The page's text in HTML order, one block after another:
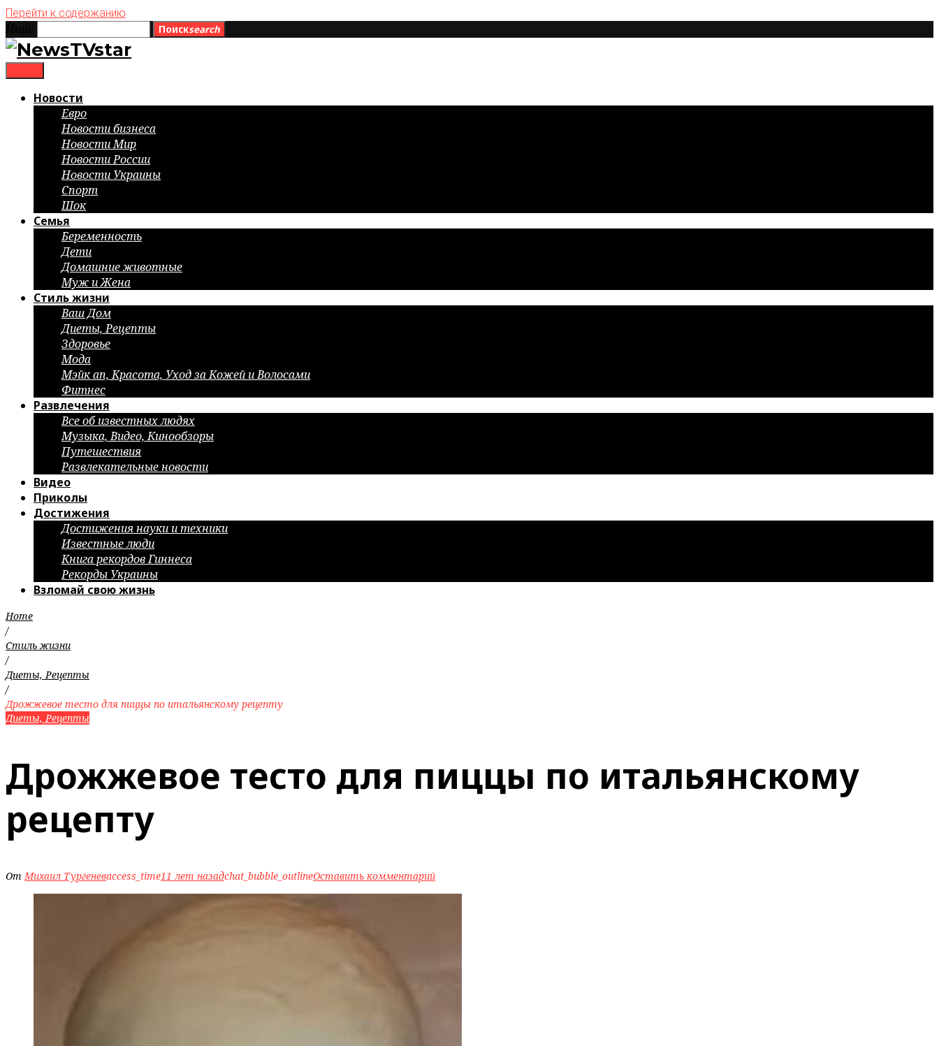
Перейти к содержанию
Поискsearch
Новости
Евро
Новости бизнеса
Новости Мир
Новости России
Новости Украины
Спорт
Шок
Семья
Беременность
Дети
Домашние животные
Муж и Жена
Стиль жизни
Ваш Дом
Диеты, Рецепты
Здоровье
Мода
Мэйк ап, Красота, Уход за Кожей и Волосами
Фитнес
Развлечения
Все об известных людях
Музыка, Видео, Кинообзоры
Путешествия
Развлекательные новости
Видео
Приколы
Достижения
Достижения науки и техники
Известные люди
Книга рекордов Гиннеса
Рекорды Украины
Взломай свою жизнь
Home
/
Стиль жизни
/
Диеты, Рецепты
/
Дрожжевое тесто для пиццы по итальянскому рецепту
Диеты, Рецепты
Дрожжевое тесто для пиццы по итальянскому
рецепту
ОтМихаил Тургеневaccess_time11 лет назадchat_bubble_outlineОставить комментарий